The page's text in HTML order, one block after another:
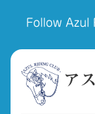
ア
Follow Azul